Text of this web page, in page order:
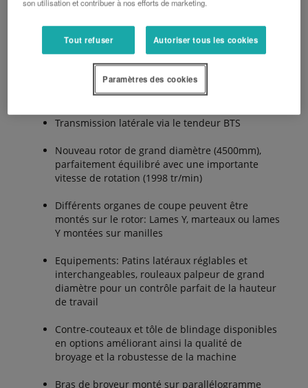
Avantages :
Broyeur mono-bras déportable polyvalent
Transmission latérale via le tendeur BTS
Nouveau rotor de grand diamètre (4500mm),
parfaitement équilibré avec une importante
vitesse de rotation (1998 tr/min)
Différents organes de coupe peuvent être
montés sur le rotor: Lames Y, marteaux ou lames
Y montées sur manilles
Equipements: Patins latéraux réglables et
interchangeables, rouleaux palpeur de grand
diamètre pour un contrôle parfait de la hauteur
de travail
Contre-couteaux et tôle de blindage disponibles
en options améliorant ainsi la qualité de
broyage et la robustesse de la machine
Bras de broyeur monté sur parallélogramme
son utilisation et contribuer à nos efforts de marketing.
Tout refuser Autoriser tous les cookies
Paramètres des cookies